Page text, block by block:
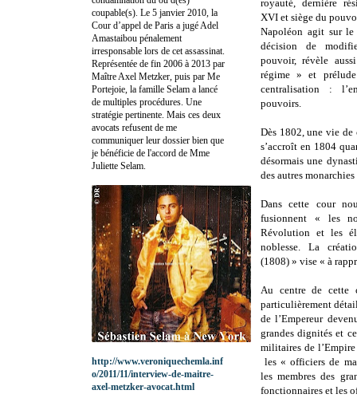
royauté, dernière
XVI et siège du
Napoléon agit sur le
décision de
pouvoir, révèle
régime » et
centralisation :
pouvoirs.
Dès 1802, une vie de
s’accroît en 1804
désormais une
des autres
Dans cette cour
fusionnent « les
Révolution et les
noblesse. La
(1808) » vise « à
Au centre de cette
particulièrement
de l’Empereur
grandes dignités et
militaires de
les « officiers de
les membres des
fonctionnaires et les
coupable(s). Le 5 janvier 2010, la
Cour d’appel de Paris a jugé Adel
Amastaibou pénalement
irresponsable lors de cet assassinat.
Représentée de fin 2006 à 2013 par
Maître Axel Metzker, puis par Me
Portejoie, la famille Selam a lancé
de multiples procédures. Une
stratégie pertinente. Mais ces deux
avocats refusent de me
communiquer leur dossier bien que
je bénéficie de l'accord de Mme
Juliette Selam.
http://www.veroniquechemla.inf
o/2011/11/interview-de-maitre-
axel-metzker-avocat.html